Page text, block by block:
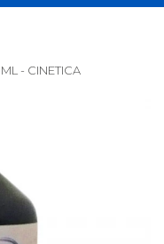
- CINETICA